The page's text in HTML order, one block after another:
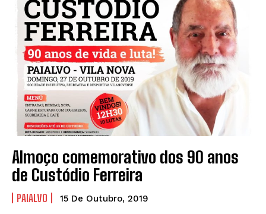
Almoço comemorativo dos 90 anos
de Custódio Ferreira
PAIALVO 15 De Outubro, 2019